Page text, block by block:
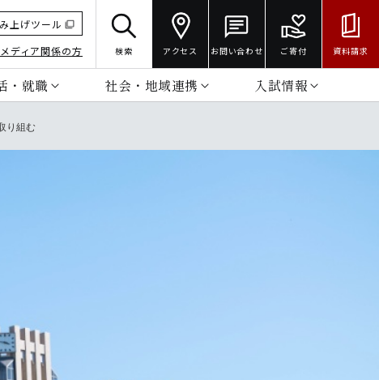
上げツール
ディア関係の方 検索 アクセス お問い合わせ ご寄付 資料請求
・就職 社会・地域連携 入試情報
り組む